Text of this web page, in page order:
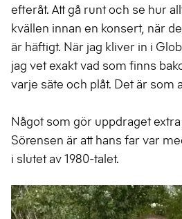
efteråt. Att gå runt och se hur
kvällen innan en konsert, när
är häftigt. När jag kliver in i
jag vet exakt vad som finns
varje säte och plåt. Det är som
Något som gör uppdraget
Sörensen är att hans far var
i slutet av 1980-talet.